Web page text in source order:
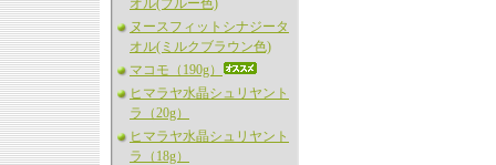
オル(ブルー色)
ヌースフィットシナジータ
オル(ミルクブラウン色)
マコモ（190g）
ヒマラヤ水晶シュリヤント
ラ（20g）
ヒマラヤ水晶シュリヤント
ラ（18g）